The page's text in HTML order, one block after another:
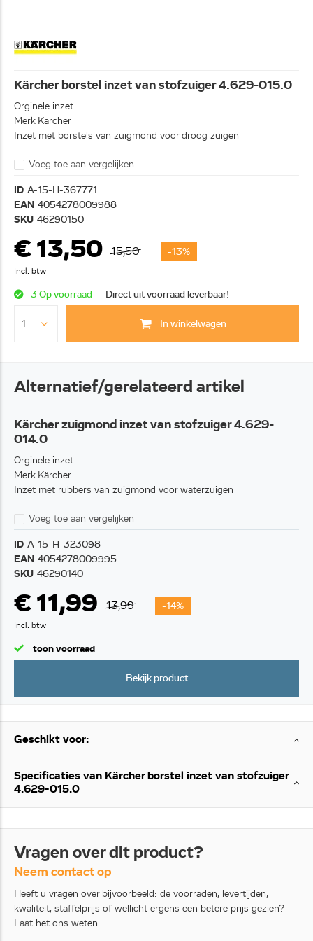
Kärcher borstel inzet van stofzuiger 4.629-015.0
Orginele inzet
Merk Kärcher
Inzet met borstels van zuigmond voor droog zuigen
Voeg toe aan vergelijken
ID A-15-H-367771
EAN 4054278009988
SKU 46290150
€ 13,50 15,50 -13%
Incl. btw
3 Op voorraad Direct uit voorraad leverbaar!
In winkelwagen
Alternatief/gerelateerd artikel
Kärcher zuigmond inzet van stofzuiger 4.629-
014.0
Orginele inzet
Merk Kärcher
Inzet met rubbers van zuigmond voor waterzuigen
Voeg toe aan vergelijken
ID A-15-H-323098
EAN 4054278009995
SKU 46290140
€ 11,99 13,99 -14%
Incl. btw
toon voorraad
Bekijk product
Geschikt voor:
Specificaties van Kärcher borstel inzet van stofzuiger
4.629-015.0
Vragen over dit product?
Neem contact op
Heeft u vragen over bijvoorbeeld: de voorraden, levertijden,
kwaliteit, staffelprijs of wellicht ergens een betere prijs gezien?
Laat het ons weten.